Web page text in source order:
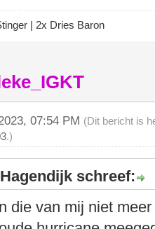
| 2x Dries Baron
07:54 PM (Dit bericht is
.)
schreef:
die van mij niet